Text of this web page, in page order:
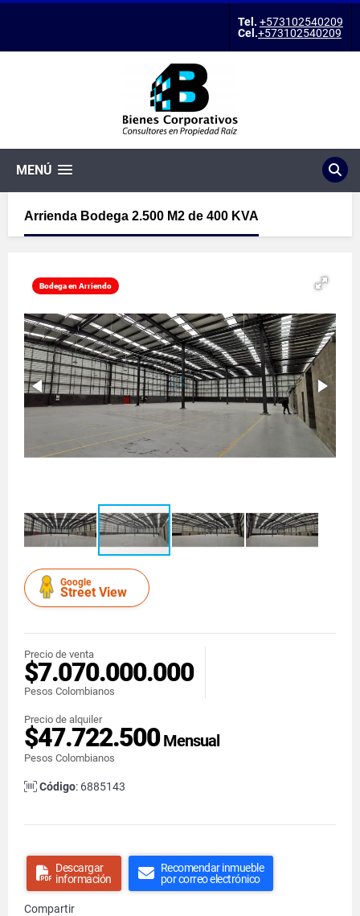
Tel. +573102540209
Cel.+573102540209
MENÚ
Arrienda Bodega 2.500 M2 de 400 KVA
Bodega en Arriendo
Google
Street View
Precio de venta
$7.070.000.000
Pesos Colombianos
Precio de alquiler
$47.722.500Mensual
Pesos Colombianos
Código: 6885143
Descargar
información
Recomendar inmueble
por correo electrónico
Compartir